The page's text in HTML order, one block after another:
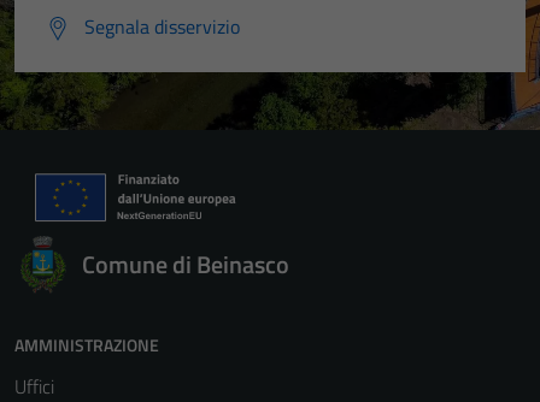
Segnala disservizio
Comune di Beinasco
AMMINISTRAZIONE
Uffici
Tecnici